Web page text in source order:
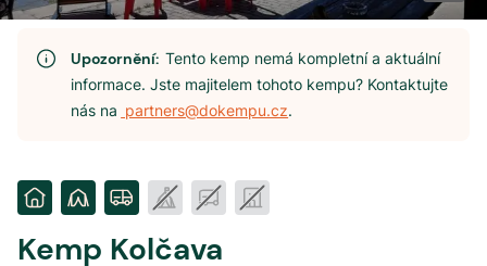
Upozornění:Tento kemp nemá kompletní a aktuální
informace. Jste majitelem tohoto kempu? Kontaktujte
nás na partners@dokempu.cz.
Kemp Kolčava